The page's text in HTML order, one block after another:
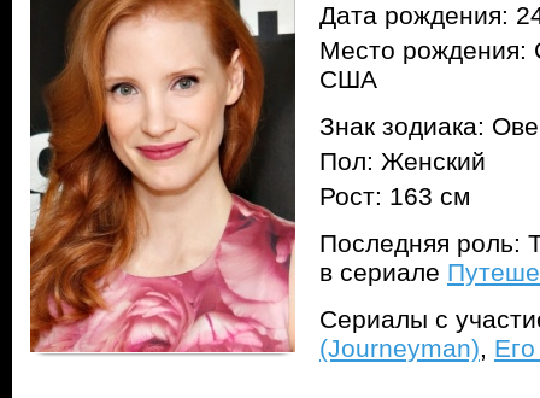
Дата рождения:
Место рождения:
США
Знак зодиака:
Пол: Женский
Рост: 163 см
Последняя роль:
в сериале
Сериалы с
(Journeyman),